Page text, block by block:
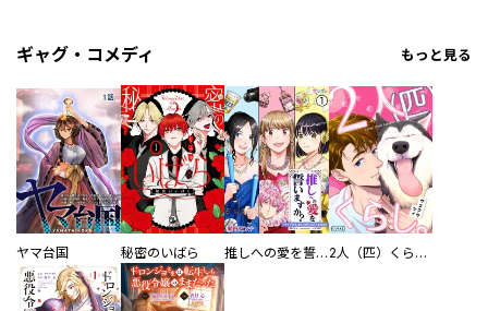
ギャグ・コメディ もっと見る
ヤマ台国 秘密のいばら 推しへの愛を誓いますか？～アラサー女子、推しは逃げぬが人生逃げる～ 2人（匹）くらし。